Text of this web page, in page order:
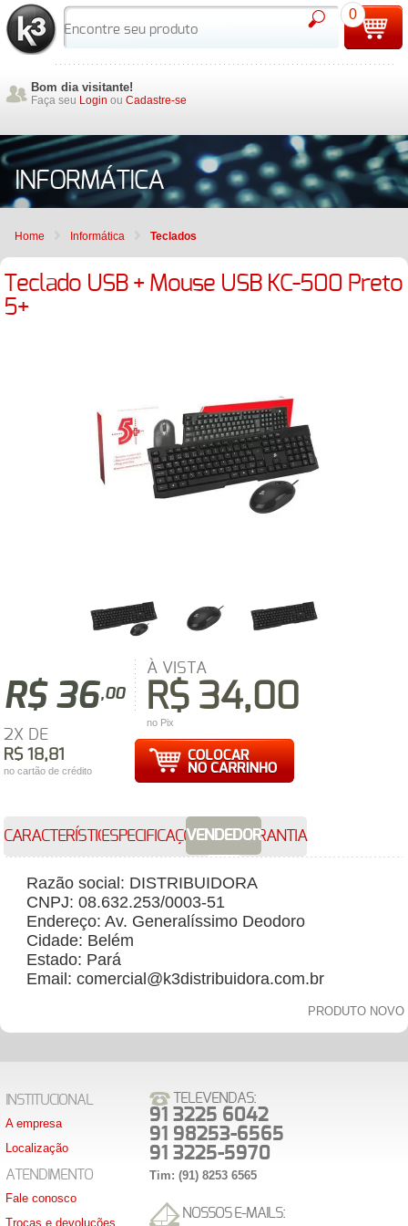
Bom dia visitante!
Faça seu Login ou Cadastre-se
0
INFORMÁTICA
Home Informática Teclados
Teclado USB + Mouse USB KC-500 Preto
5+
R$ 36,00
À VISTA
R$ 34,00
no Pix
2X DE
R$ 18,81
no cartão de crédito
CARACTERÍSTICASESPECIFICAÇÕESVENDEDORGARANTIA
Razão social: DISTRIBUIDORA
CNPJ: 08.632.253/0003-51
Endereço: Av. Generalíssimo Deodoro
Cidade: Belém
Estado: Pará
Email: comercial@k3distribuidora.com.br
PRODUTO NOVO
INSTITUCIONAL
A empresa
Localização
ATENDIMENTO
Fale conosco
Trocas e devoluções
TELEVENDAS:
91 3225 6042
91 98253-6565
91 3225-5970
Tim: (91) 8253 6565
NOSSOS E-MAILS: